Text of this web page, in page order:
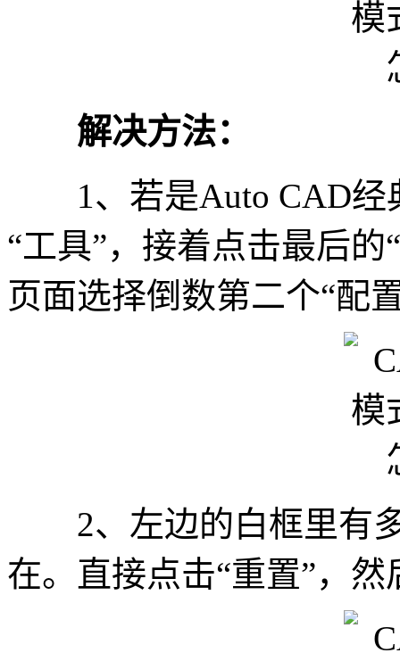
解决方法：
1、若是Auto CAD经
“工具”，接着点击最后
页面选择倒数第二个“配
2、左边的白框里有多
在。直接点击“重置”，